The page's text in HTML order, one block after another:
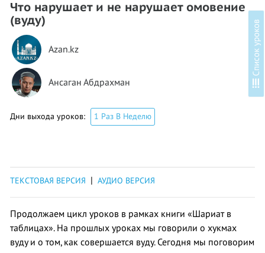
Что нарушает и не нарушает омовение
(вуду)
Azan.kz
Ансаган Абдрахман
Дни выхода уроков: 1 Раз В Неделю
в
ТЕКСТОВАЯ ВЕРСИЯ | АУДИО ВЕРСИЯ
Продолжаем цикл уроков в рамках книги «Шариат в
таблицах». На прошлых уроках мы говорили о хукмах
вуду и о том, как совершается вуду. Сегодня мы поговорим